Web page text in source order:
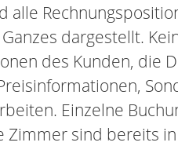
dargestellt.
des Kunden, die
Einzelne
Zimmer sind bereits